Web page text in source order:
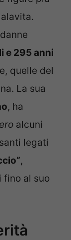
e 295 anni
quelle del
La sua
, ha
alcuni
legati
,
fino al suo